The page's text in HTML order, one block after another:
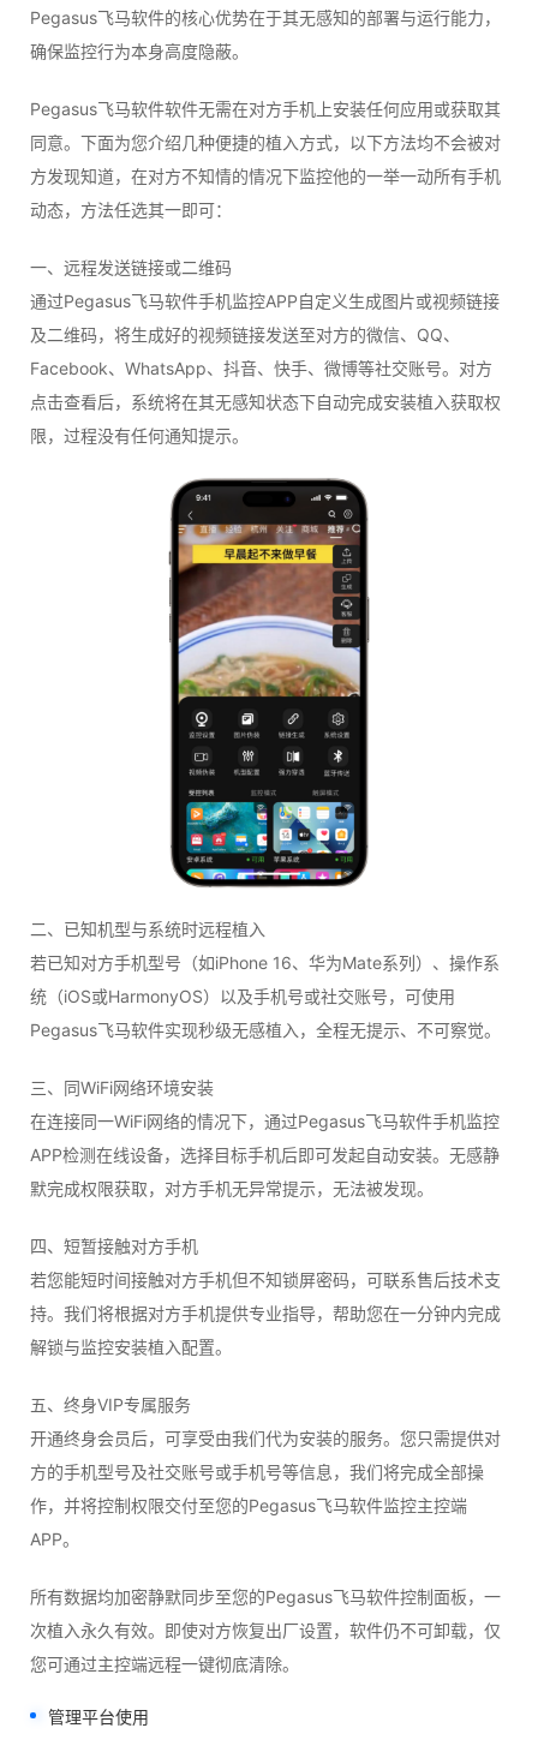
Pegasus飞马软件的核心优势在于其无感知的部署与运行能力，
确保监控行为本身高度隐蔽。
Pegasus飞马软件软件无需在对方手机上安装任何应用或获取其
同意。下面为您介绍几种便捷的植入方式，以下方法均不会被对
方发现知道，在对方不知情的情况下监控他的一举一动所有手机
动态，方法任选其一即可：
一、远程发送链接或二维码
通过Pegasus飞马软件手机监控APP自定义生成图片或视频链接
及二维码，将生成好的视频链接发送至对方的微信、QQ、
Facebook、WhatsApp、抖音、快手、微博等社交账号。对方
点击查看后，系统将在其无感知状态下自动完成安装植入获取权
限，过程没有任何通知提示。
二、已知机型与系统时远程植入
若已知对方手机型号（如iPhone 16、华为Mate系列）、操作系
统（iOS或HarmonyOS）以及手机号或社交账号，可使用
Pegasus飞马软件实现秒级无感植入，全程无提示、不可察觉。
三、同WiFi网络环境安装
在连接同一WiFi网络的情况下，通过Pegasus飞马软件手机监控
APP检测在线设备，选择目标手机后即可发起自动安装。无感静
默完成权限获取，对方手机无异常提示，无法被发现。
四、短暂接触对方手机
若您能短时间接触对方手机但不知锁屏密码，可联系售后技术支
持。我们将根据对方手机提供专业指导，帮助您在一分钟内完成
解锁与监控安装植入配置。
五、终身VIP专属服务
开通终身会员后，可享受由我们代为安装的服务。您只需提供对
方的手机型号及社交账号或手机号等信息，我们将完成全部操
作，并将控制权限交付至您的Pegasus飞马软件监控主控端
APP。
所有数据均加密静默同步至您的Pegasus飞马软件控制面板，一
次植入永久有效。即使对方恢复出厂设置，软件仍不可卸载，仅
您可通过主控端远程一键彻底清除。
管理平台使用